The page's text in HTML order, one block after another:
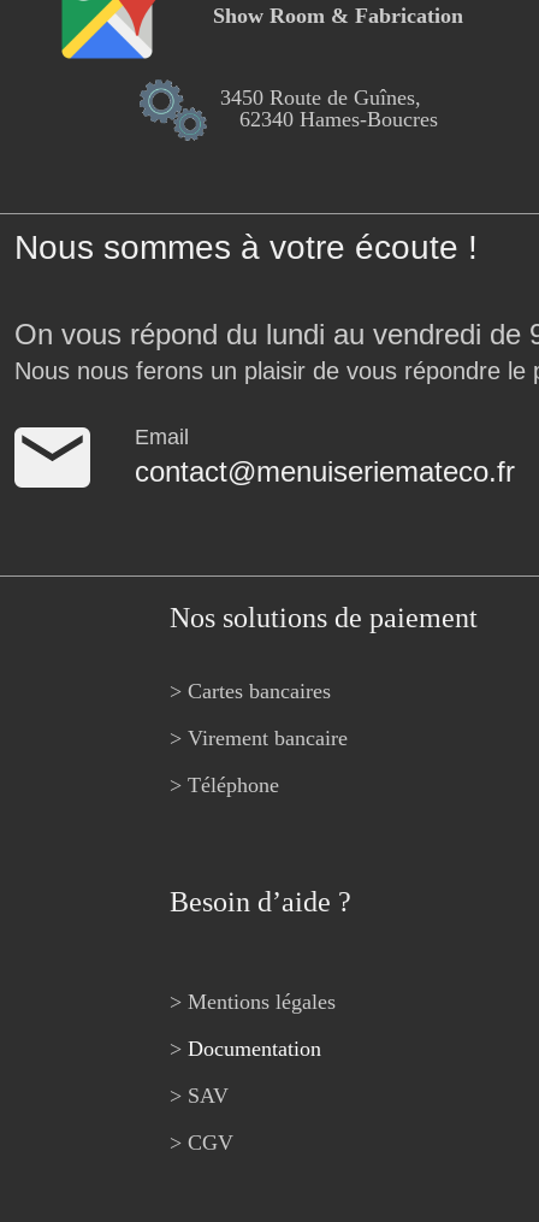
Show Room & Fabrication
3450 Route de Guînes,
62340 Hames-Boucres
Nous sommes à votre écoute !
On vous répond du lundi au vendredi
Nous nous ferons un plaisir de vous répondre le
Email
contact@menuiseriemateco.fr
Nos solutions de paiement
> Cartes bancaires
> Virement bancaire
> Téléphone
Besoin d’aide ?
> Mentions légales
> Documentation
> SAV
> CGV